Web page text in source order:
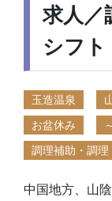
求人／
シフト
玉造温泉
お盆休み
調理補助・調理
中国地方、山